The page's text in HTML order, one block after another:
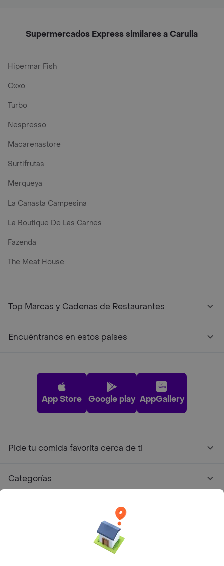
Supermercados Express similares a Carulla
Hipermar Fish
Oxxo
Turbo
Nespresso
Macarenastore
Surtifrutas
Merqueya
La Canasta Campesina
La Boutique De Las Carnes
Fazenda
The Meat House
Top Marcas y Cadenas de Restaurantes
Encuéntranos en estos países
App Store Google play AppGallery
Pide tu comida favorita cerca de ti
Categorías